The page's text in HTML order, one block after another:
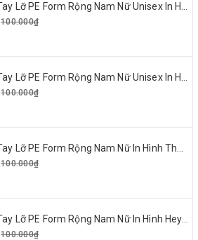
100.000₫
100.000₫
100.000₫
100.000₫